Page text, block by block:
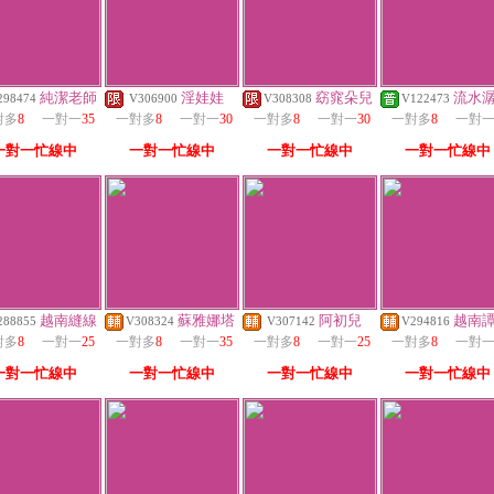
純潔老師
多8 一對一35
對一忙線中
V306900 淫娃娃
一對多8 一對一30
一對一忙線中
V308308 窈窕朵兒
一對多8 一對一30
一對一忙線中
V122473 流水
一對多8 一對一
一對一忙線中
越南縫線
多8 一對一25
對一忙線中
V308324 蘇雅娜塔
一對多8 一對一35
一對一忙線中
V307142 阿初兒
一對多8 一對一25
一對一忙線中
V294816 越南
一對多8 一對一
一對一忙線中